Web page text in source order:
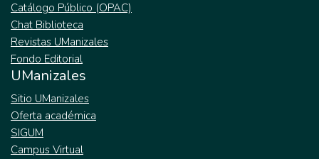
Catálogo Público (OPAC)
Chat Biblioteca
Revistas UManizales
Fondo Editorial
UManizales
Sitio UManizales
Oferta académica
SIGUM
Campus Virtual